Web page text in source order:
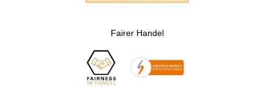
Fairer Handel